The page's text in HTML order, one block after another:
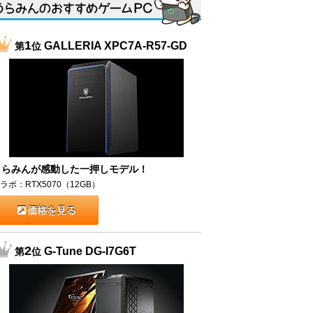
第1位GALLERIA XPC7A-R57-GD
みんが感動した一押しモデル！
ボ：RTX5070（12GB）
価格を見る
第2位G-Tune DG-I7G6T